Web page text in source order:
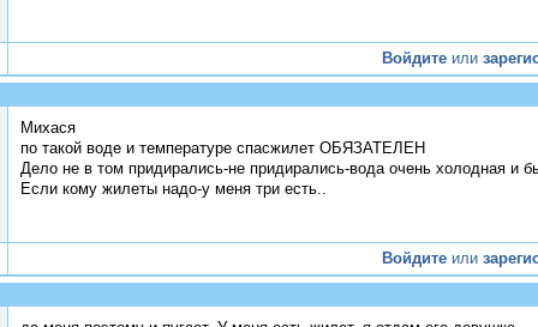
Войдите или
Михася
по такой воде и температуре спасжилет ОБЯЗАТЕЛЕН
Дело не в том придирались-не придирались-вода очень холодная и
Если кому жилеты надо-у меня три есть..
Войдите или